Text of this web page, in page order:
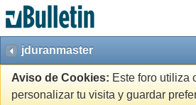
jduranmaster
Aviso de Cookies: Este foro utiliza
personalizar tu visita y guardar